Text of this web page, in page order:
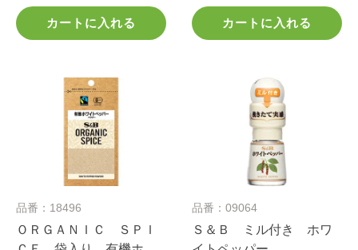
カートに入れる カートに入れる
品番：18496
ＯＲＧＡＮＩＣ ＳＰＩ
品番：09064
Ｓ＆Ｂ ミル付き ホワ